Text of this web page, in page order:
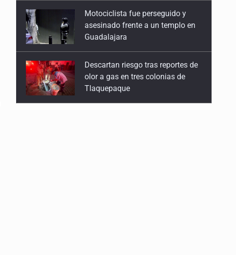
Motociclista fue perseguido y
asesinado frente a un templo en
Guadalajara
Descartan riesgo tras reportes de
olor a gas en tres colonias de
Tlaquepaque